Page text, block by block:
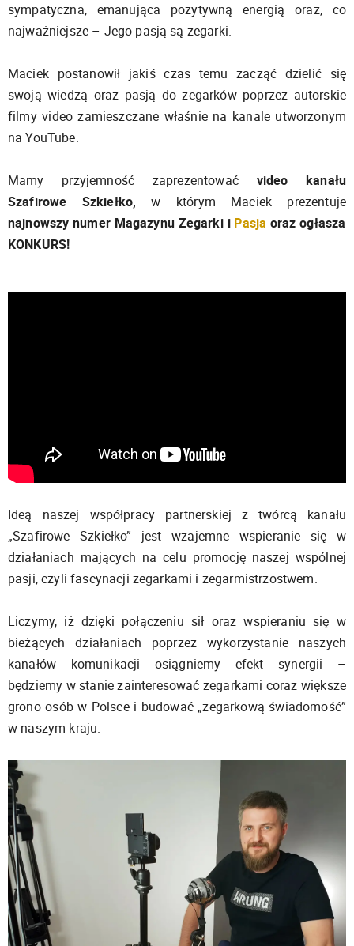
sympatyczna, emanująca pozytywną energią oraz, co
najważniejsze – Jego pasją są zegarki.
Maciek postanowił jakiś czas temu zacząć dzielić się
swoją wiedzą oraz pasją do zegarków poprzez autorskie
filmy video zamieszczane właśnie na kanale utworzonym
na YouTube.
Mamy przyjemność zaprezentowaćvideo kanału
Szafirowe Szkiełko,w którym Maciek prezentuje
najnowszy numer Magazynu Zegarki i Pasja oraz ogłasza
KONKURS!
Ideą naszej współpracy partnerskiej z twórcą kanału
„Szafirowe Szkiełko” jest wzajemne wspieranie się w
działaniach mających na celu promocję naszej wspólnej
pasji, czyli fascynacji zegarkami i zegarmistrzostwem.
Liczymy, iż dzięki połączeniu sił oraz wspieraniu się w
bieżących działaniach poprzez wykorzystanie naszych
kanałów komunikacji osiągniemy efekt synergii –
będziemy w stanie zainteresować zegarkami coraz większe
grono osób w Polsce i budować „zegarkową świadomość”
w naszym kraju.